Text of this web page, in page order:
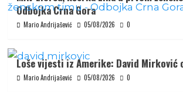
Odbojka Crna Gora
Mario Andrijašević 05/08/2026 0
Loše vijesti iz Amerike: David Mirković
Mario Andrijašević 05/08/2026 0